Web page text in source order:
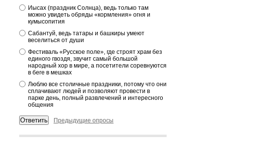
Иысах (праздник Солнца), ведь только там
можно увидеть обряды «кормления» огня и
кумысопития
Сабантуй, ведь татары и башкиры умеют
веселиться от души
Фестиваль «Русское поле», где строят храм без
единого гвоздя, звучит самый большой
народный хор в мире, а посетители соревнуются
в беге в мешках
Люблю все столичные праздники, потому что они
сплачивают людей и позволяют провести в
парке день, полный развлечений и интересного
общения
Предыдущие опросы